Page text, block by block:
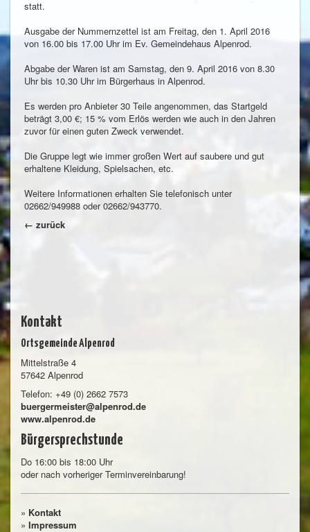
statt.
Ausgabe der Nummernzettel ist am Freitag, den 1. April 2016
von 16.00 bis 17.00 Uhr im Ev. Gemeindehaus Alpenrod.
Abgabe der Waren ist am Samstag, den 9. April 2016 von 8.30
Uhr bis 10.30 Uhr im Bürgerhaus in Alpenrod.
Es werden pro Anbieter 30 Teile angenommen, das Startgeld
beträgt 3,00 €; 15 % vom Erlös werden wie auch in den Jahren
zuvor für einen guten Zweck verwendet.
Die Gruppe legt wie immer großen Wert auf saubere und gut
erhaltene Kleidung, Spielsachen, etc.
Weitere Informationen erhalten Sie telefonisch unter
02662/949988 oder 02662/943770.
← zurück
Kontakt
Ortsgemeinde Alpenrod
Mittelstraße 4
57642 Alpenrod
Telefon: +49 (0) 2662 7573
buergermeister@alpenrod.de
www.alpenrod.de
Bürgersprechstunde
Do 16:00 bis 18:00 Uhr
oder nach vorheriger Terminvereinbarung!
» Kontakt
» Impressum